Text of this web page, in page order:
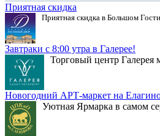
Приятная скидка
Приятная скидка в Большом
Завтраки с 8:00 утра в Галерее!
Торговый центр Галерея
Новогодний АРТ-маркет на
Уютная Ярмарка в самом